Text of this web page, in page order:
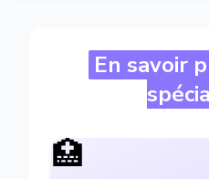
En savoir
🏥